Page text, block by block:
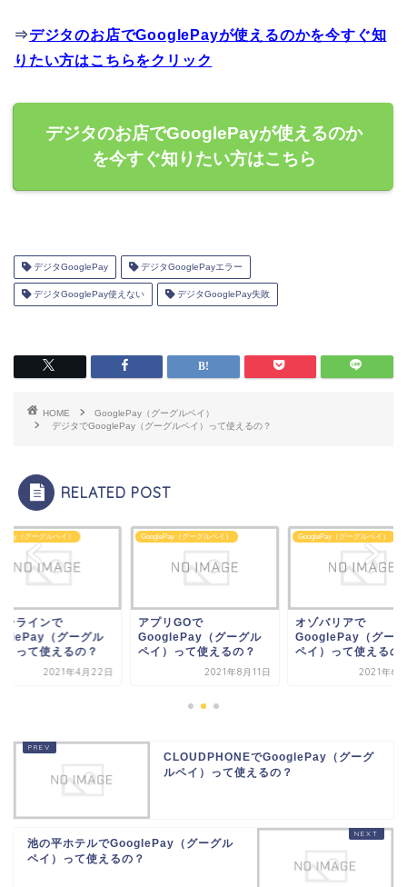
⇒デジタのお店でGooglePayが使えるのかを今すぐ知
りたい方はこちらをクリック
デジタのお店でGooglePayが使えるのか
を今すぐ知りたい方はこちら
デジタGooglePay デジタGooglePayエラー
デジタGooglePay使えない デジタGooglePay失敗
HOME
GooglePay（グーグルペイ）
デジタでGooglePay（グーグルペイ）って使えるの？
RELATED POST
（グーグルペイ）
ンラインで
（グーグル
）って使えるの？
2021年4月22日
GooglePay（グーグルペイ）
アプリGOで
GooglePay（グーグル
ペイ）って使えるの？
2021年8月11日
GooglePay（グーグルペイ）
オゾバリアで
GooglePay（グー
ペイ）って使えるの
2021年6
CLOUDPHONEでGooglePay（グーグ
ルペイ）って使えるの？
池の平ホテルでGooglePay（グーグル
ペイ）って使えるの？